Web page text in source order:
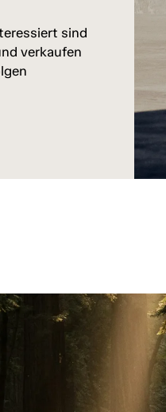
sind
verkaufen